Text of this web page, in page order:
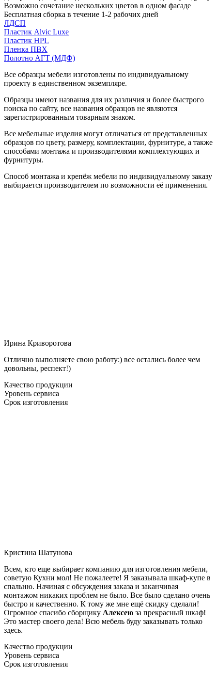
Возможно сочетание нескольких цветов в одном фасаде
Бесплатная сборка в течение 1-2 рабочих дней
ЛДСП
Пластик Alvic Luxe
Пластик HPL
Пленка ПВХ
Полотно АГТ (МДФ)
Все образцы мебели изготовлены по индивидуальному
проекту в единственном экземпляре.
Образцы имеют названия для их различия и более быстрого
поиска по сайту, все названия образцов не являются
зарегистрированным товарным знаком.
Все мебельные изделия могут отличаться от представленных
образцов по цвету, размеру, комплектации, фурнитуре, а также
способами монтажа и производителями комплектующих и
фурнитуры.
Способ монтажа и крепёж мебели по индивидуальному заказу
выбирается производителем по возможности её применения.
Ирина Криворотова
Отлично выполняете свою работу:) все остались более чем
довольны, респект!)
Качество продукции
Уровень сервиса
Срок изготовления
Кристина Шатунова
Всем, кто еще выбирает компанию для изготовления мебели,
советую Кухни мол! Не пожалеете! Я заказывала шкаф-купе в
спальню. Начиная с обсуждения заказа и заканчивая
монтажом никаких проблем не было. Все было сделано очень
быстро и качественно. К тому же мне ещё скидку сделали!
Огромное спасибо сборщику Алексею за прекрасный шкаф!
Это мастер своего дела! Всю мебель буду заказывать только
здесь.
Качество продукции
Уровень сервиса
Срок изготовления